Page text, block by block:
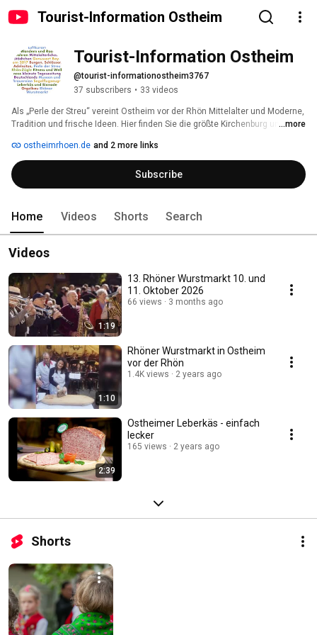
Tourist-Information Ostheim
Tourist-Information Ostheim
@tourist-informationostheim3767
37 subscribers • 33 videos
Als „Perle der Streu“ vereint Ostheim vor der Rhön Mittelalter und Moderne,
Tradition und frische Ideen. Hier finden Sie die größte Kirchenburg und die
und Esprit. Der prämierte „Genussort“, Heimat der berühmten Bionade,
besitzt mit seinen kulinarischen Kreationen den idealen Background für
den Rhöner Wurstmarkt, der Besucher aus aller Welt ins Streutal lockt.
Doch unsere Stadt bietet noch viel mehr als das: Wandern und Radfahren,
Sternenparkgemeinde die funkelnde Gewissheit, dass Ostheim immer
...more
ostheimrhoen.de and 2 more links
Subscribe
Home Videos Shorts Search
Videos
1:19
13. Rhöner Wurstmarkt 10. und
11. Oktober 2026
66 views 3 months ago
1:10
Rhöner Wurstmarkt in Ostheim
vor der Rhön
1.4K views 2 years ago
2:39
Ostheimer Leberkäs - einfach
lecker
165 views 2 years ago
Shorts